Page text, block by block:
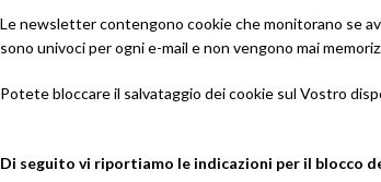
Le newsletter contengono cookie che monitorano se
sono univoci per ogni e-mail e non vengono mai
Potete bloccare il salvataggio dei cookie sul Vostro
Di seguito vi riportiamo le indicazioni per il blocco